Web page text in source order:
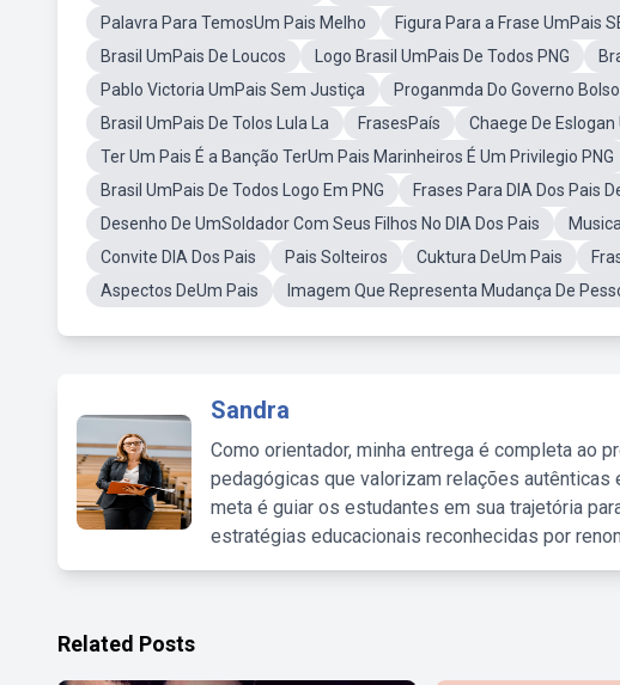
Palavra Para TemosUm Pais Melho
Figura Para a Frase UmPais
Brasil UmPais De Loucos
Logo Brasil UmPais De Todos PNG
Pablo Victoria UmPais Sem Justiça
Proganmda Do Governo
Brasil UmPais De Tolos Lula La
FrasesPaís
Chaege De
Ter Um Pais É a Banção TerUm Pais Marinheiros É Um Privilegio PNG
Brasil UmPais De Todos Logo Em PNG
Frases Para DIA Dos Pais
Desenho De UmSoldador Com Seus Filhos No DIA Dos Pais
Convite DIA Dos Pais
Pais Solteiros Cuktura DeUm Pais
Aspectos DeUm Pais
Imagem Que Representa Mudança De
Sandra
Como orientador, minha entrega é completa ao
pedagógicas que valorizam relações
meta é guiar os estudantes em sua trajetória
estratégias educacionais reconhecidas por
Related Posts